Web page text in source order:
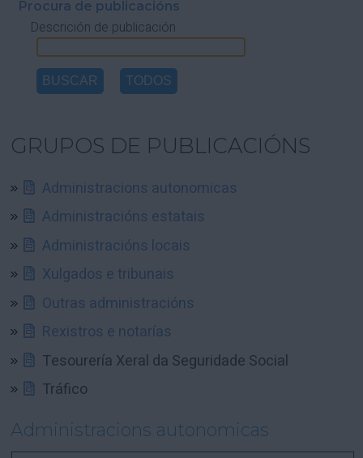
AXUDA
Procura de publicacións
Descrición de publicación
GRUPOS DE PUBLICACIÓNS
Administracions autonomicas
Administracións estatais
Administracións locais
Xulgados e tribunais
Outras administracións
Rexistros e notarías
Tesourería Xeral da Seguridade Social
Tráfico
Administracions autonomicas